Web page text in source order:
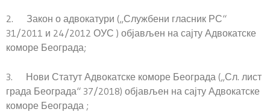
2. Закон о адвокатури („Службени гласник РС“
31/2011 и 24/2012 ОУС ) објављен на сајту Адвокатске
коморе Београда;
3. Нови Статут Адвокатске коморе Београда („Сл. лист
града Београда“ 37/2018) објављен на сајту Адвокатске
коморе Београда ;